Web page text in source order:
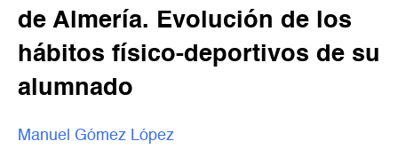
de Almería. Evolución de los
hábitos físico-deportivos de su
alumnado
Manuel Gómez López